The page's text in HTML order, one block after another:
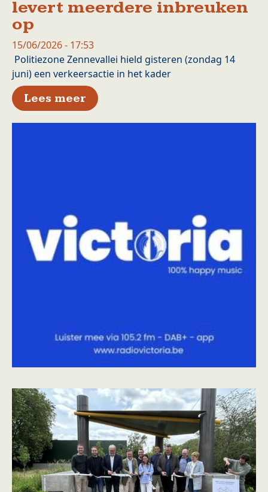
levert meerdere inbreuken
op
15/06/2026 - 17:53
Politiezone Zennevallei hield gisteren (zondag 14
juni) een verkeersactie in het kader
Lees meer over Verkeersactie in